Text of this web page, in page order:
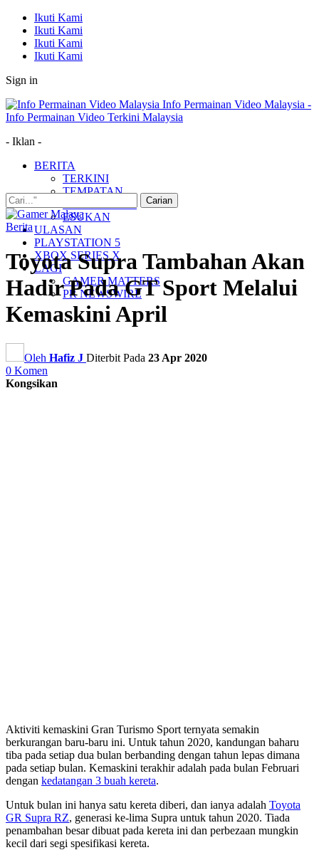
Ikuti Kami
Ikuti Kami
Ikuti Kami
Ikuti Kami
Sign in
Info Permainan Video Malaysia -
Info Permainan Video Terkini Malaysia
- Iklan -
BERITA
TERKINI
TEMPATAN
ESUKAN
ULASAN
PLAYSTATION 5
XBOX SERIES X
LAGI
GAMER MATTERS
PR NEWSWIRE
Berita
Toyota Supra Tambahan Akan
Hadir Pada GT Sport Melalui
Kemaskini April
Oleh Hafiz J Diterbit Pada 23 Apr 2020
0 Komen
Kongsikan
Aktiviti kemaskini Gran Turismo Sport ternyata semakin
berkurangan baru-baru ini. Untuk tahun 2020, kandungan baharu
tiba pada setiap dua bulan berbanding dengan tahun lepas dimana
pada setiap bulan. Kemaskini terakhir adalah pada bulan Februari
dengan kedatangan 3 buah kereta.
Untuk bulan ini hanya satu kereta diberi, dan ianya adalah Toyota
GR Supra RZ, generasi ke-lima Supra untuk tahun 2020. Tiada
penambahan besar dibuat pada kereta ini dan perbezaan mungkin
kecil dari segi spesifikasi kereta.